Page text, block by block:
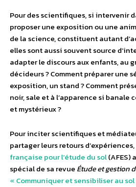
Pour des scientifiques, si intervenir
proposer une exposition ou une
de la science, constituent autant
elles sont aussi souvent source
adapter le discours aux enfants, au
décideurs ? Comment préparer une
exposition, un stand ? Comment
noir, sale et à l’apparence si banale
et mystérieux ?
Pour inciter scientifiques et
partager leurs retours d’expériences,
française pour l’étude du sol(AFES)
spécial de sa revue Étude et gestion
« Communiquer et sensibiliser au